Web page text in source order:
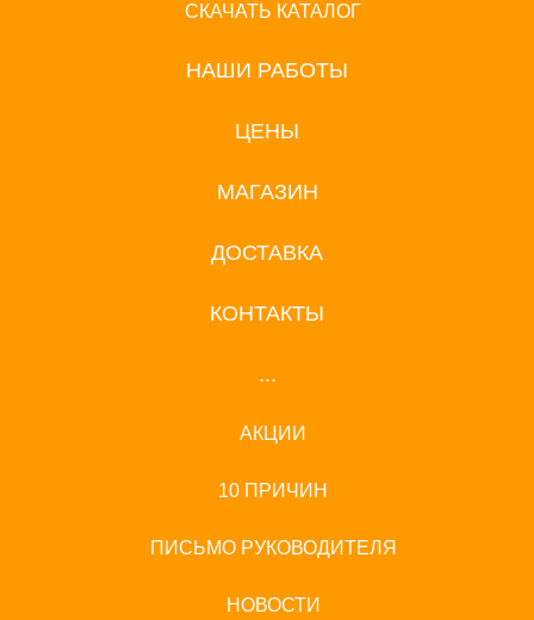
СКАЧАТЬ КАТАЛОГ
НАШИ РАБОТЫ
ЦЕНЫ
МАГАЗИН
ДОСТАВКА
КОНТАКТЫ
...
АКЦИИ
10 ПРИЧИН
ПИСЬМО РУКОВОДИТЕЛЯ
НОВОСТИ